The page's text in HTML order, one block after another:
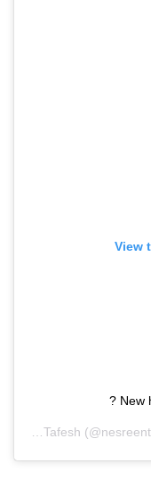
View
New
Nesreen Tafesh